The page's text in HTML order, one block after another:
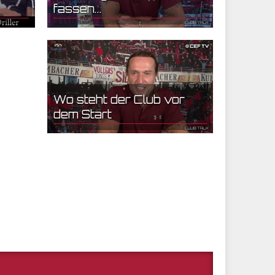
fassen...
11.07.2022 14:30 | CEF Nürnberg
Wo steht der Club vor
dem Start
02.05.2022 07:36 | CEF Nürnberg
Wieso, Weshalb, Warum?